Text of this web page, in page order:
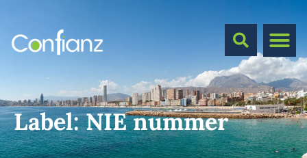
Label:NIE nummer